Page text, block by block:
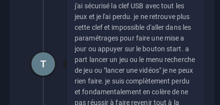
j'ai sécurisé la clef USB avec tout les
jeux et je l'ai perdu. je ne retrouve plus
cette clef et impossible d'aller dans les
paramétrages pour faire une mise a
jour ou appuyer sur le bouton start. a
part lancer un jeu ou le menu recherche
de jeu ou "lancer une vidéos" je ne peux
rien faire. je suis complètement perdu
et fondamentalement en colère de ne
pas réussir à faire revenir tout à la
T